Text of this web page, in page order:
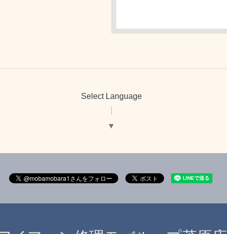
Select Language
▼